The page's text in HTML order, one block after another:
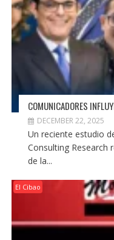
COMUNICADORES
DECEMBER 22, 2025
Un reciente estudio
Consulting Research
de la...
El Cibao